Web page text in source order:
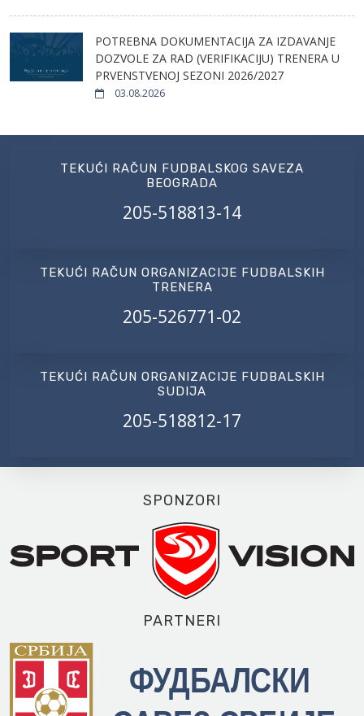
POTREBNA DOKUMENTACIJA ZA IZDAVANJE
DOZVOLE ZA RAD (VERIFIKACIJU) TRENERA U
PRVENSTVENOJ SEZONI 2026/2027
03.08.2026
TEKUĆI RAČUN FUDBALSKOG SAVEZA
BEOGRADA
205-518813-14
TEKUĆI RAČUN ORGANIZACIJE FUDBALSKIH
TRENERA
205-526771-02
TEKUĆI RAČUN ORGANIZACIJE FUDBALSKIH
SUDIJA
205-518812-17
SPONZORI
PARTNERI